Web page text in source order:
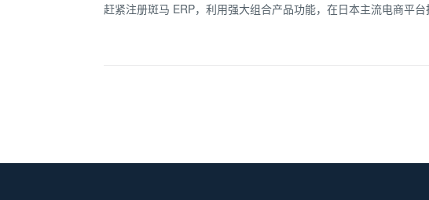
赶紧注册斑马 ERP，利用强大组合产品功能，在日本主流电商平台